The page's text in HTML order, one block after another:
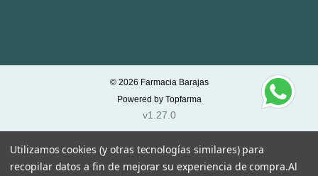
© 2026 Farmacia Barajas
Powered by Topfarma
v1.27.0
Utilizamos cookies (y otras tecnologías similares) para
recopilar datos a fin de mejorar su experiencia de compra.Al